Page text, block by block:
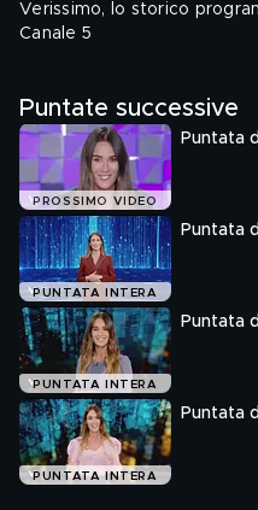
Verissimo, lo storico
Canale 5
Puntate successive
PROSSIMO VIDEO
Puntata
PUNTATA INTERA
Puntata
PUNTATA INTERA
Puntata
PUNTATA INTERA
Puntata